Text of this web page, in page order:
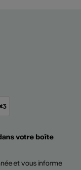
votre boîte
et vous informe